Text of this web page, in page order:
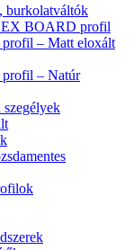
burkolatváltók
BOARD profil
profil – Matt eloxált
profil – Natúr
szegélyek